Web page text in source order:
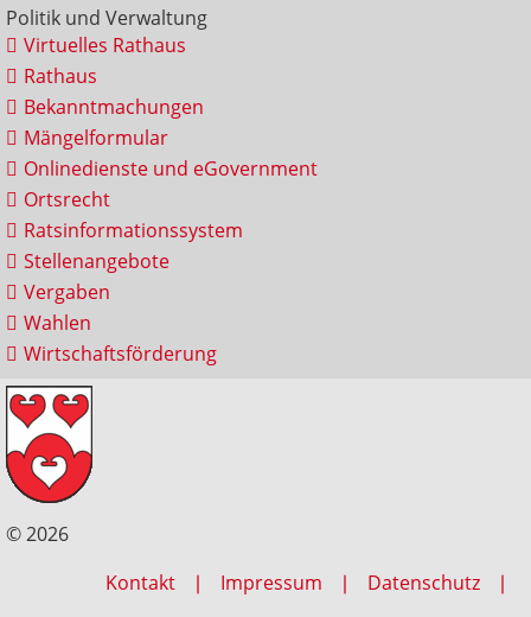
Politik und Verwaltung
Virtuelles Rathaus
Rathaus
Bekanntmachungen
Mängelformular
Onlinedienste und eGovernment
Ortsrecht
Ratsinformationssystem
Stellenangebote
Vergaben
Wahlen
Wirtschaftsförderung
© 2026
Kontakt
Impressum
Datenschutz